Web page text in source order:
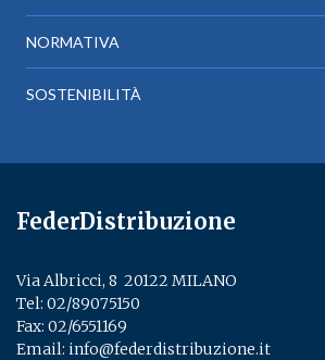
NORMATIVA
SOSTENIBILITÀ
FederDistribuzione
Via Albricci, 8 ­ 20122 MILANO
Tel: 02/89075150
Fax: 02/6551169
Email: info@federdistribuzione.it